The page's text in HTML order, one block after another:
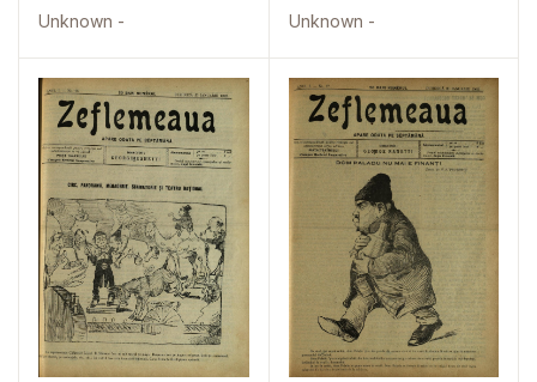
Unknown - Unknown -